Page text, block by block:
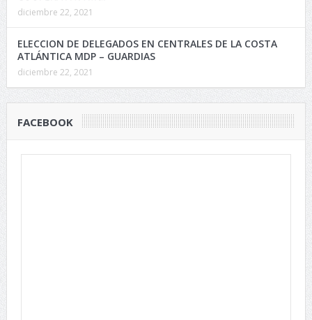
diciembre 22, 2021
ELECCION DE DELEGADOS EN CENTRALES DE LA COSTA
ATLÁNTICA MDP – GUARDIAS
diciembre 22, 2021
FACEBOOK